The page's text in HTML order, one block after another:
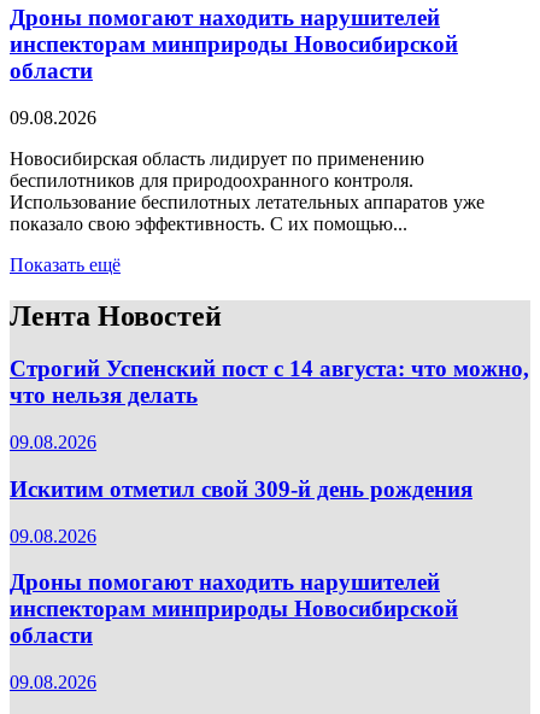
Дроны помогают находить нарушителей
инспекторам минприроды Новосибирской
области
09.08.2026
Новосибирская область лидирует по применению
беспилотников для природоохранного контроля.
Использование беспилотных летательных аппаратов уже
показало свою эффективность. С их помощью...
Показать ещё
Лента Новостей
Строгий Успенский пост с 14 августа: что можно,
что нельзя делать
09.08.2026
Искитим отметил свой 309-й день рождения
09.08.2026
Дроны помогают находить нарушителей
инспекторам минприроды Новосибирской
области
09.08.2026